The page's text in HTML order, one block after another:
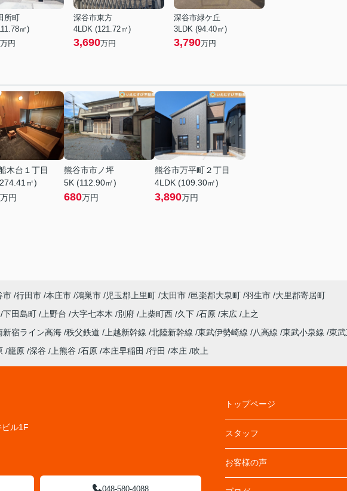
所町
㎡)
万円
深谷市東方
4LDK (121.72㎡)
3,690万円
深谷市緑ケ丘
3LDK (94.40㎡)
3,790万円
木台１丁目
㎡)
万円
熊谷市市ノ坪
5K (112.90㎡)
680万円
熊谷市万平町２丁目
4LDK (109.30㎡)
3,890万円
市 行田市 本庄市 鴻巣市 児玉郡上里町 太田市 邑楽郡大泉町 羽生市 大里郡寄居町
下田島町 上野台 大字七本木 別府 上柴町西 久下 石原 末広
上之
新宿ライン高海 秩父鉄道 上越新幹線 北陸新幹線 東武伊勢崎線 八高線 東武小泉線 東
籠原 深谷 上熊谷 石原 本庄早稲田 行田 本庄 吹上
ル1F
048-580-4088
トップページ
スタッフ
お客様の声